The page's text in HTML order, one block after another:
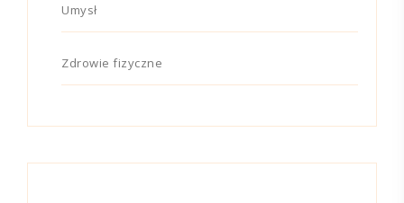
Umysł
Zdrowie fizyczne